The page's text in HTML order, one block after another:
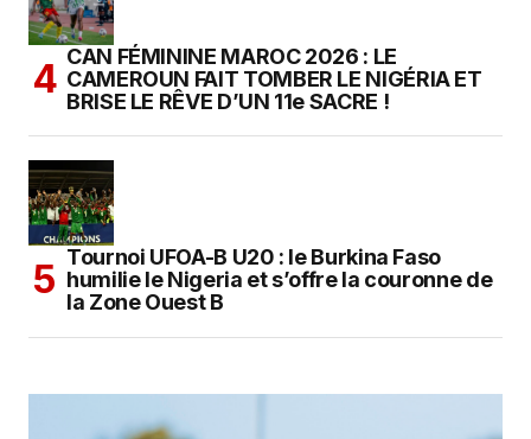
CAN FÉMININE MAROC 2026 : LE
CAMEROUN FAIT TOMBER LE NIGÉRIA ET
BRISE LE RÊVE D’UN 11e SACRE !
Tournoi UFOA-B U20 : le Burkina Faso
humilie le Nigeria et s’offre la couronne de
la Zone Ouest B